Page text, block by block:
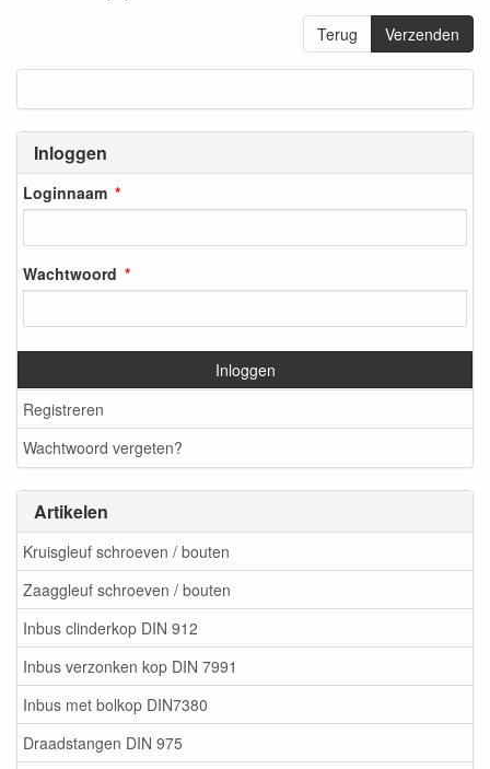
Inloggen
Loginnaam
Wachtwoord
Inloggen
Registreren
Wachtwoord vergeten?
Artikelen
Kruisgleuf schroeven / bouten
Zaaggleuf schroeven / bouten
Inbus clinderkop DIN 912
Inbus verzonken kop DIN 7991
Inbus met bolkop DIN7380
Draadstangen DIN 975
Terug Verzenden